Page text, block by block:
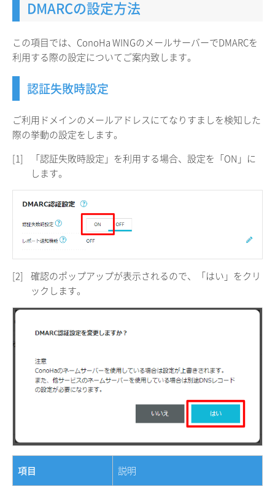
DMARCの設定方法
この項目では、ConoHa WINGのメールサーバーでDMARCを
利用する際の設定についてご案内致します。
認証失敗時設定
ご利用ドメインのメールアドレスにてなりすましを検知した
際の挙動の設定をします。
[1]
「認証失敗時設定」を利用する場合、設定を「ON」に
します。
[2]
確認のポップアップが表示されるので、「はい」をクリ
ックします。
項目 説明